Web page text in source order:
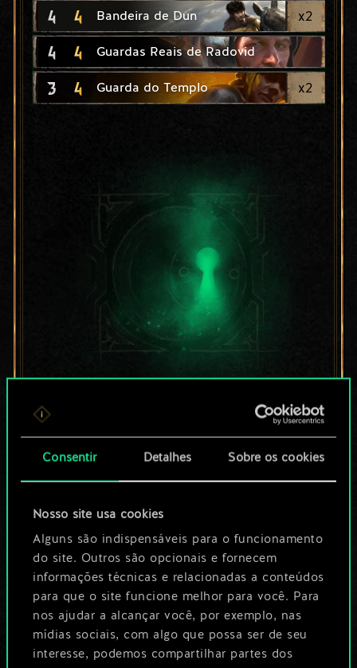
Consentir Detalhes Sobre os cookies
Nosso site usa cookies
Alguns são indispensáveis para o funcionamento
do site. Outros são opcionais e fornecem
informações técnicas e relacionadas a conteúdos
para que o site funcione melhor para você. Para
nos ajudar a alcançar você, por exemplo, nas
mídias sociais, com algo que possa ser de seu
interesse, podemos compartilhar partes dos
4 4 Bandeira de Dun x2
4 4 Guardas Reais de Radovid
3 4 Guarda do Templo x2
Por enquanto, isto é
apenas um conjunto
compartilhado.
No entanto, dá para
ser muito mais!
Dê um nome para este baralho e crie
um guia